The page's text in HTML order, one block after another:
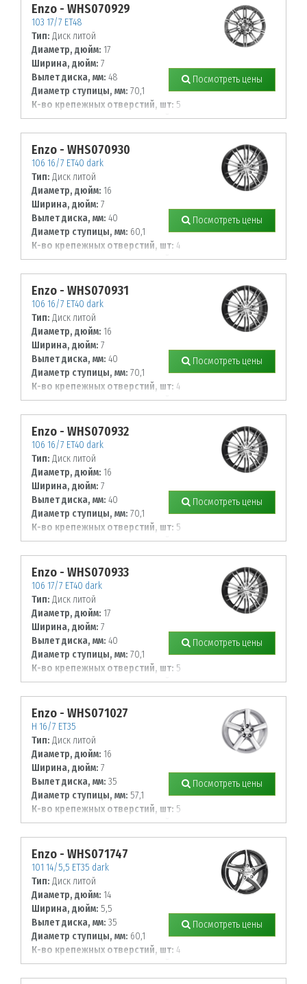
Enzo - WHS070929
103 17/7 ET48
Тип: Диск литой
Диаметр, дюйм: 17
Ширина, дюйм: 7
Вылет диска, мм: 48
Диаметр ступицы, мм: 70,1
К-во крепежных отверстий, шт: 5
Диаметр располож. отверстий, мм:
108
Посмотреть цены
Enzo - WHS070930
106 16/7 ET40 dark
Тип: Диск литой
Диаметр, дюйм: 16
Ширина, дюйм: 7
Вылет диска, мм: 40
Диаметр ступицы, мм: 60,1
К-во крепежных отверстий, шт: 4
Диаметр располож. отверстий, мм:
100
Посмотреть цены
Enzo - WHS070931
106 16/7 ET40 dark
Тип: Диск литой
Диаметр, дюйм: 16
Ширина, дюйм: 7
Вылет диска, мм: 40
Диаметр ступицы, мм: 70,1
К-во крепежных отверстий, шт: 4
Диаметр располож. отверстий, мм:
114,3
Посмотреть цены
Enzo - WHS070932
106 16/7 ET40 dark
Тип: Диск литой
Диаметр, дюйм: 16
Ширина, дюйм: 7
Вылет диска, мм: 40
Диаметр ступицы, мм: 70,1
К-во крепежных отверстий, шт: 5
Диаметр располож. отверстий, мм:
108
Посмотреть цены
Enzo - WHS070933
106 17/7 ET40 dark
Тип: Диск литой
Диаметр, дюйм: 17
Ширина, дюйм: 7
Вылет диска, мм: 40
Диаметр ступицы, мм: 70,1
К-во крепежных отверстий, шт: 5
Диаметр располож. отверстий, мм:
112
Посмотреть цены
Enzo - WHS071027
H 16/7 ET35
Тип: Диск литой
Диаметр, дюйм: 16
Ширина, дюйм: 7
Вылет диска, мм: 35
Диаметр ступицы, мм: 57,1
К-во крепежных отверстий, шт: 5
Диаметр располож. отверстий, мм:
112
Посмотреть цены
Enzo - WHS071747
101 14/5,5 ET35 dark
Тип: Диск литой
Диаметр, дюйм: 14
Ширина, дюйм: 5,5
Вылет диска, мм: 35
Диаметр ступицы, мм: 60,1
К-во крепежных отверстий, шт: 4
Диаметр располож. отверстий, мм:
100
Посмотреть цены